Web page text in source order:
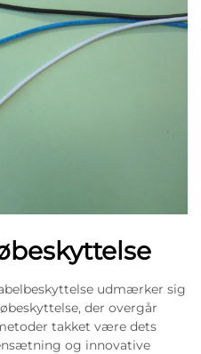
udmærker sig
der overgår
takket være dets
og innovative